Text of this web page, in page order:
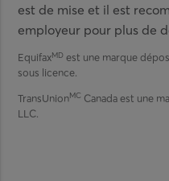
est de mise et il est
employeur pour plus de
EquifaxMD est une marque
sous licence.
TransUnionMC Canada est une
LLC.